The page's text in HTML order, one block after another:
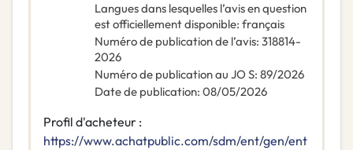
Langues dans lesquelles l’avis en question
est officiellement disponible: français
Numéro de publication de l’avis: 318814-
2026
Numéro de publication au JO S: 89/2026
Date de publication: 08/05/2026
Profil d'acheteur :
https://www.achatpublic.com/sdm/ent/gen/ent